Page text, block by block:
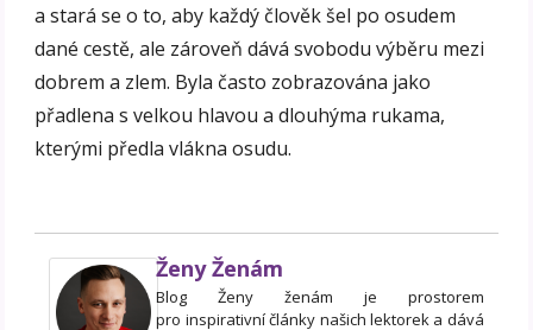
a stará se o to, aby každý člověk šel po osudem
dané cestě, ale zároveň dává svobodu výběru mezi
dobrem a zlem. Byla často zobrazována jako
přadlena s velkou hlavou a dlouhýma rukama,
kterými předla vlákna osudu.
Ženy Ženám
Blog Ženy ženám je prostorem
pro inspirativní články našich lektorek a dává